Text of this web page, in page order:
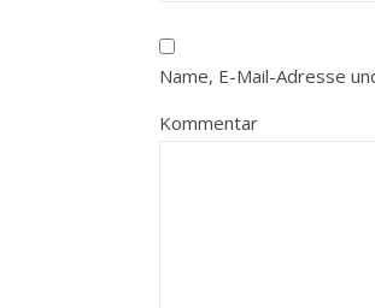
Name, E-Mail-Adresse
Kommentar